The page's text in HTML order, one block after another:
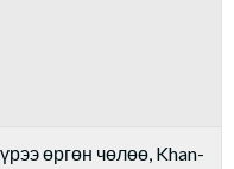
өргөн чөлөө, Khan-